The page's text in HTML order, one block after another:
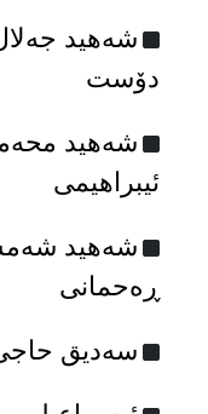
شه‌هید
دۆست
شەهید
ئیبراهیمی
شه‌هید
ڕه‌حمانی
سه‌دیق